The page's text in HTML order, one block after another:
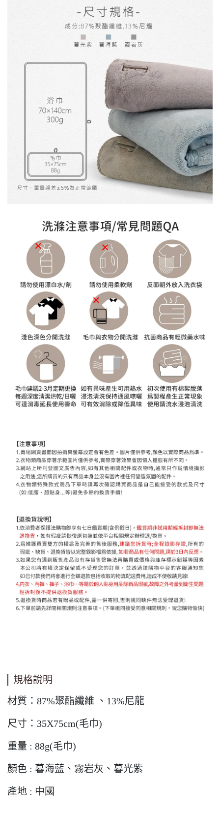
規格說明
材質：87%聚酯纖維 、13%尼龍
尺寸：35X75cm(毛巾)
重量 : 88g(毛巾)
顏色 : 暮海藍、霧岩灰、暮光紫
產地 : 中國